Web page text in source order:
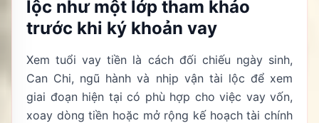
lộc như một lớp tham khảo
trước khi ký khoản vay
Xem tuổi vay tiền là cách đối chiếu ngày sinh,
Can Chi, ngũ hành và nhịp vận tài lộc để xem
giai đoạn hiện tại có phù hợp cho việc vay vốn,
xoay dòng tiền hoặc mở rộng kế hoạch tài chính